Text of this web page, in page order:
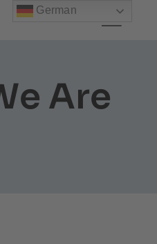
Are
German